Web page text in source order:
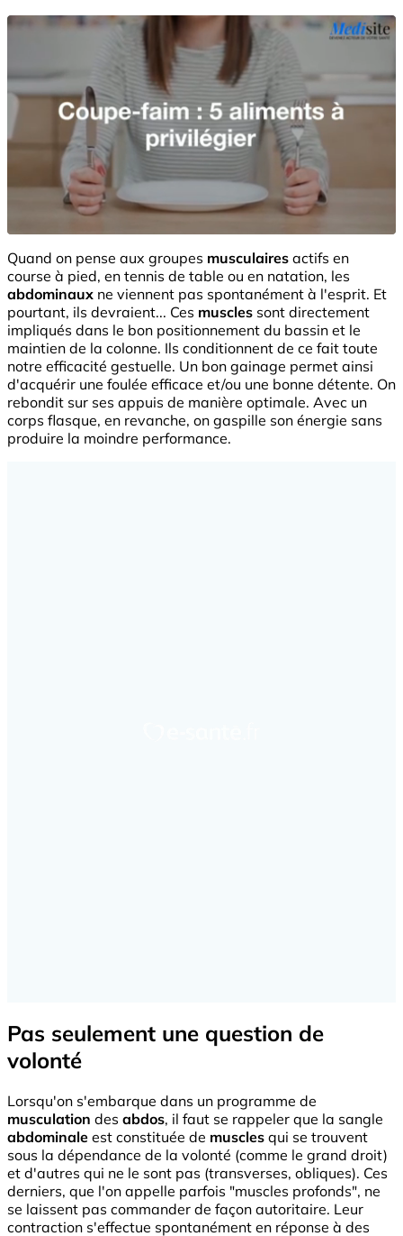
Quand on pense aux groupes musculaires actifs en
course à pied, en tennis de table ou en natation, les
abdominaux ne viennent pas spontanément à l'esprit. Et
pourtant, ils devraient... Ces muscles sont directement
impliqués dans le bon positionnement du bassin et le
maintien de la colonne. Ils conditionnent de ce fait toute
notre efficacité gestuelle. Un bon gainage permet ainsi
d'acquérir une foulée efficace et/ou une bonne détente. On
rebondit sur ses appuis de manière optimale. Avec un
corps flasque, en revanche, on gaspille son énergie sans
produire la moindre performance.
Pas seulement une question de
volonté
Lorsqu'on s'embarque dans un programme de
musculation des abdos, il faut se rappeler que la sangle
abdominale est constituée de muscles qui se trouvent
sous la dépendance de la volonté (comme le grand droit)
et d'autres qui ne le sont pas (transverses, obliques). Ces
derniers, que l'on appelle parfois "muscles profonds", ne
se laissent pas commander de façon autoritaire. Leur
contraction s'effectue spontanément en réponse à des